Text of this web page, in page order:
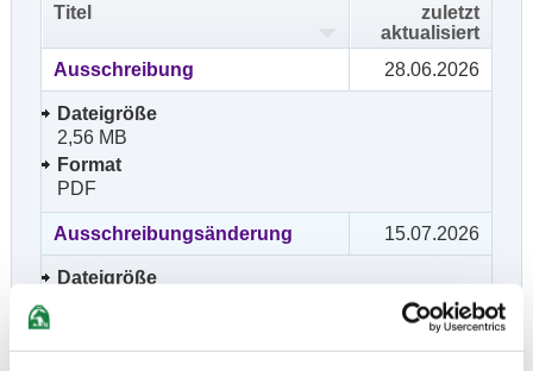
Titel
zuletzt
aktualisiert
Ausschreibung
28.06.2026
Dateigröße
2,56 MB
Format
PDF
Ausschreibungsänderung 15.07.2026
Dateigröße
PDF